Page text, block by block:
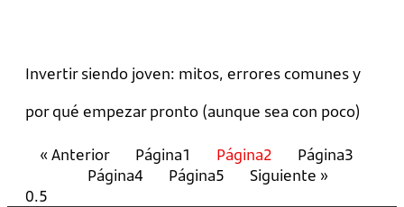
Invertir siendo joven: mitos, errores comunes y
por qué empezar pronto (aunque sea con poco)
« Anterior Página1 Página2 Página3
Página4 Página5 Siguiente »